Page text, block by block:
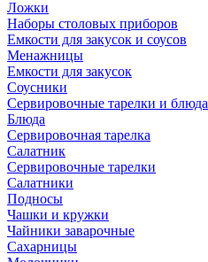
Ложки
Наборы столовых приборов
Емкости для закусок и соусов
Менажницы
Емкости для закусок
Соусники
Сервировочные тарелки и блюда
Блюда
Сервировочная тарелка
Салатник
Сервировочные тарелки
Салатники
Подносы
Чашки и кружки
Чайники заварочные
Сахарницы